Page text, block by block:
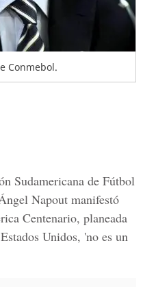
Conmebol.
Sudamericana de Fútbol
Napout manifestó
Centenario, planeada
Unidos, 'no es un